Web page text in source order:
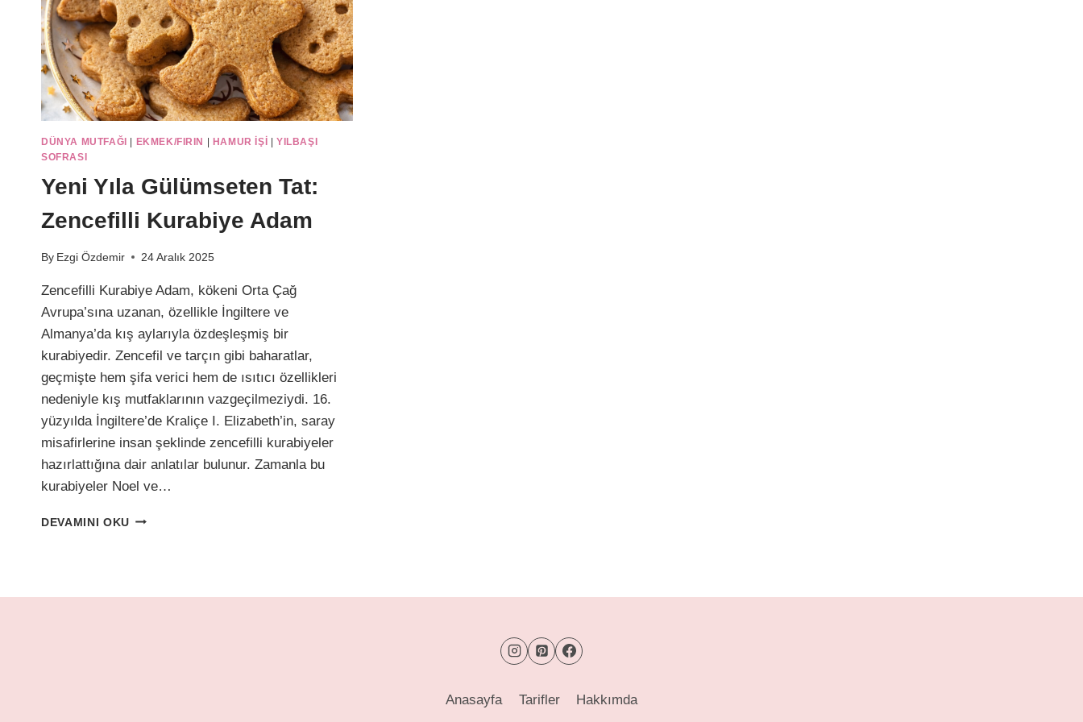
DÜNYA MUTFAĞI EKMEK/FIRIN HAMUR IŞI |YILBAŞI
SOFRASI
Yeni Yıla Gülümseten Tat:
Zencefilli Kurabiye Adam
By Ezgi Özdemir 24 Aralık 2025
Zencefilli Kurabiye Adam, kökeni Orta Çağ
Avrupa’sına uzanan, özellikle İngiltere ve
Almanya’da kış aylarıyla özdeşleşmiş bir
kurabiyedir. Zencefil ve tarçın gibi baharatlar,
geçmişte hem şifa verici hem de ısıtıcı özellikleri
nedeniyle kış mutfaklarının vazgeçilmeziydi. 16.
yüzyılda İngiltere’de Kraliçe I. Elizabeth’in, saray
misafirlerine insan şeklinde zencefilli kurabiyeler
hazırlattığına dair anlatılar bulunur. Zamanla bu
kurabiyeler Noel ve…
DEVAMINI OKU YENI
Anasayfa Tarifler Hakkımda